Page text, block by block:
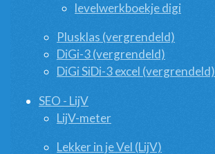
levelwerkboekje digi
Plusklas (vergrendeld)
DiGi-3 (vergrendeld)
DiGi SiDi-3 excel (vergrendeld)
SEO - LijV
LijV-meter
Lekker in je Vel (LijV)